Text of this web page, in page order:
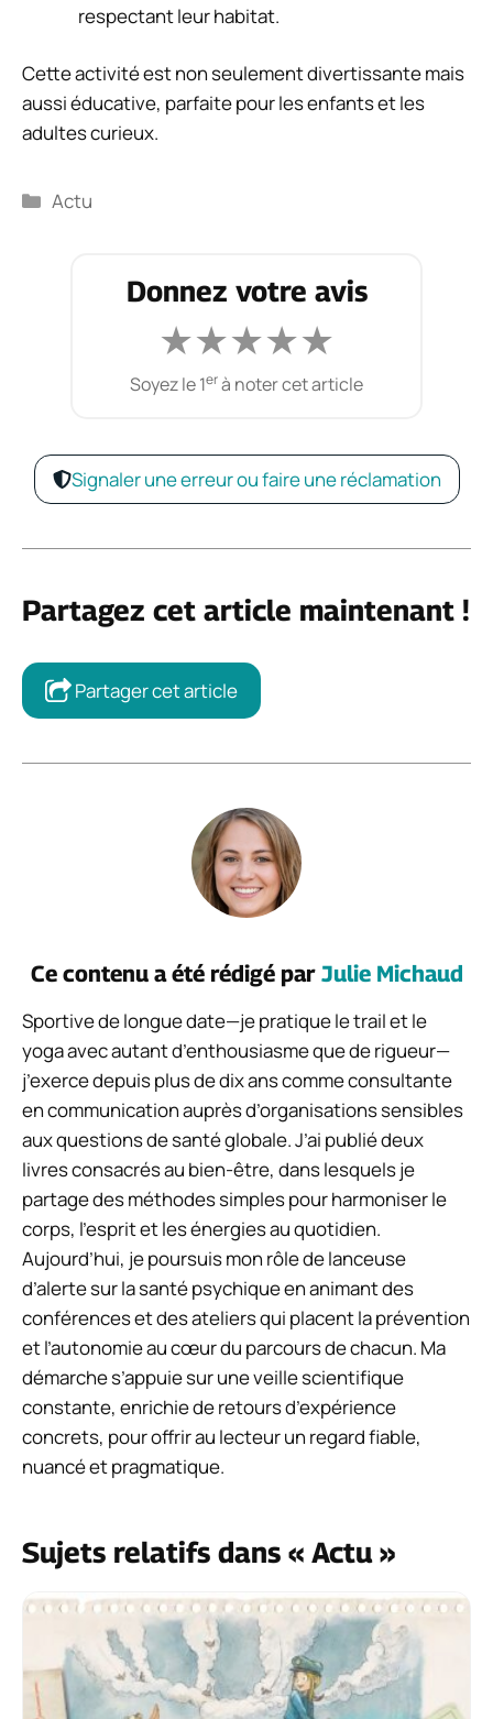
respectant leur habitat.
Cette activité est non seulement divertissante mais
aussi éducative, parfaite pour les enfants et les
adultes curieux.
Catégories
Actu
Donnez votre avis
★★★★★
Soyez le 1erà noter cet article
Signaler une erreur ou faire une réclamation
Partagez cet article maintenant !
Partager cet article
Ce contenu a été rédigé par Julie Michaud
Sportive de longue date—je pratique le trail et le
yoga avec autant d’enthousiasme que de rigueur—
j’exerce depuis plus de dix ans comme consultante
en communication auprès d’organisations sensibles
aux questions de santé globale. J’ai publié deux
livres consacrés au bien-être, dans lesquels je
partage des méthodes simples pour harmoniser le
corps, l’esprit et les énergies au quotidien.
Aujourd’hui, je poursuis mon rôle de lanceuse
d’alerte sur la santé psychique en animant des
conférences et des ateliers qui placent la prévention
et l’autonomie au cœur du parcours de chacun. Ma
démarche s’appuie sur une veille scientifique
constante, enrichie de retours d’expérience
concrets, pour offrir au lecteur un regard fiable,
nuancé et pragmatique.
Sujets relatifs dans « Actu »